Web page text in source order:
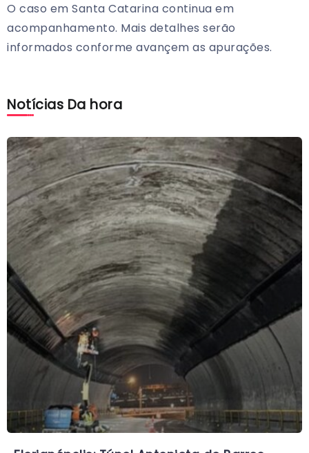
O caso em Santa Catarina continua em
acompanhamento. Mais detalhes serão
informados conforme avançem as apurações.
Notícias Da hora